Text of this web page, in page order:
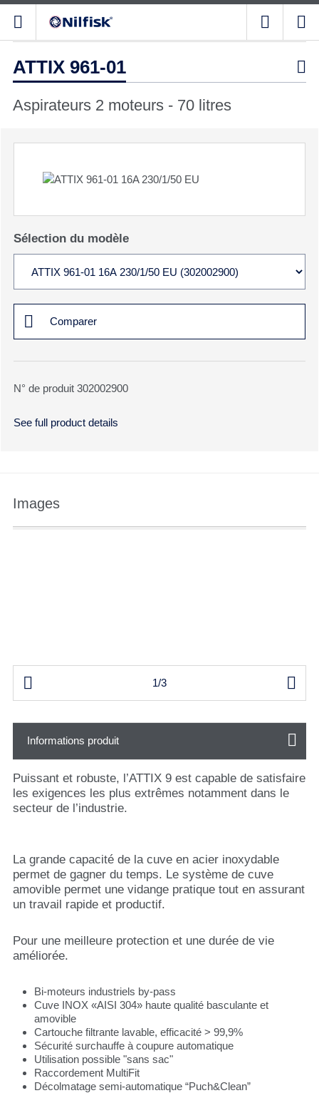
ATTIX 961-01 
Aspirateurs 2 moteurs - 70 litres
Sélection du modèle
Comparer
N° de produit 302002900
See full product details
Images
 1/3 
Informations produit
Puissant et robuste, l’ATTIX 9 est capable de satisfaire
les exigences les plus extrêmes notamment dans le
secteur de l’industrie.
La grande capacité de la cuve en acier inoxydable
permet de gagner du temps. Le système de cuve
amovible permet une vidange pratique tout en assurant
un travail rapide et productif.
Pour une meilleure protection et une durée de vie
améliorée.
Bi-moteurs industriels by-pass
Cuve INOX «AISI 304» haute qualité basculante et
amovible
Cartouche filtrante lavable, efficacité > 99,9%
Sécurité surchauffe à coupure automatique
Utilisation possible "sans sac"
Raccordement MultiFit
Décolmatage semi-automatique “Puch&Clean”